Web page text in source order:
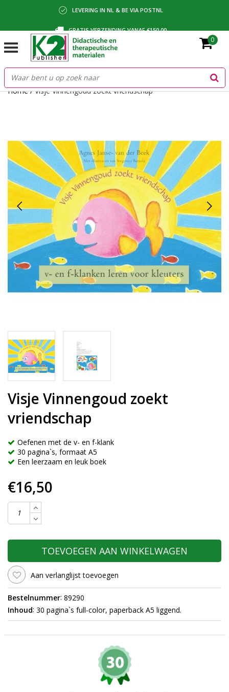
LEVERING IN NL & BE VIA POSTNL
GRATIS VERZENDING VANAF €150,00
BETALING VIA IDEAL, BANCONTACT OF FACTUUR
0
Home/Visje Vinnengoud zoekt vriendschap
Visje Vinnengoud zoekt
vriendschap
Oefenen met de v- en f-klank
30 pagina`s, formaat A5
Een leerzaam en leuk boek
€16,50
TOEVOEGEN AAN WINKELWAGEN
Aan verlanglijst toevoegen
Bestelnummer: 89290
Inhoud: 30 pagina`s full-color, paperback A5 liggend.